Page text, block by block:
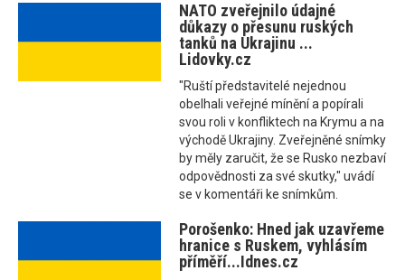
NATO zveřejnilo údajné
důkazy o přesunu ruských
tanků na Ukrajinu ...
Lidovky.cz
"Ruští představitelé nejednou
obelhali veřejné mínění a popírali
svou roli v konfliktech na Krymu a na
východě Ukrajiny. Zveřejněné snímky
by měly zaručit, že se Rusko nezbaví
odpovědnosti za své skutky," uvádí
se v komentáři ke snímkům.
Porošenko: Hned jak uzavřeme
hranice s Ruskem, vyhlásím
příměří...Idnes.cz